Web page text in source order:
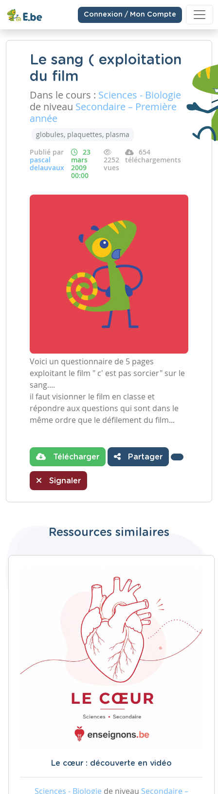
Connexion / Mon Compte
Le sang ( exploitation
du film
Dans le cours : Sciences - Biologie
de niveau Secondaire – Première
année
globules, plaquettes, plasma
Publié par
pascal
delauvaux
23
mars
2009
00:00
2252
vues
654
téléchargements
Voici un questionnaire de 5 pages
exploitant le film " c' est pas sorcier" sur le
sang....
il faut visionner le film en classe et
répondre aux questions qui sont dans le
même ordre que le défilement du film...
Télécharger Partager
Signaler
Ressources similaires
Le cœur : découverte en vidéo
Sciences - Biologie de niveau Secondaire –